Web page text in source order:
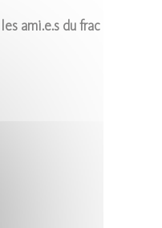
les ami.e.s du frac